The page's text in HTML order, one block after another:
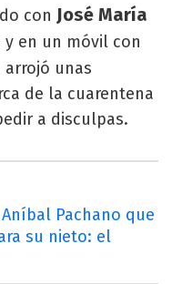
con José María
y en un móvil con
arrojó unas
de la cuarentena
a disculpas.
Pachano que
su nieto: el